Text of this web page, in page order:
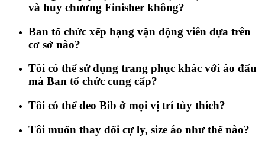
và huy chương Finisher không?
Ban tổ chức xếp hạng vận động viên dựa trên
cơ sở nào?
Tôi có thể sử dụng trang phục khác với áo đấu
mà Ban tổ chức cung cấp?
Tôi có thể đeo Bib ở mọi vị trí tùy thích?
Tôi muốn thay đổi cự ly, size áo như thế nào?